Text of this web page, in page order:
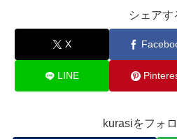
シェアす
X
LINE
kurasiをフォ